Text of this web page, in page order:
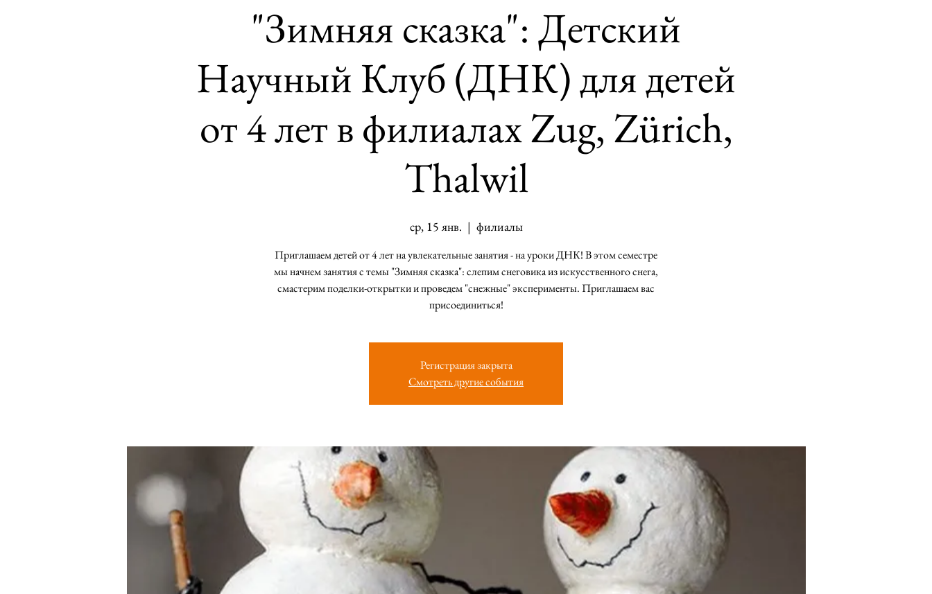
"Зимняя сказка": Детский
Научный Клуб (ДНК) для детей
от 4 лет в филиалах Zug, Zürich,
Thalwil
ср, 15 янв.
  |
филиалы
Приглашаем детей от 4 лет на увлекательные занятия - на уроки ДНК! В этом семестре
мы начнем занятия с темы "Зимняя сказка": слепим снеговика из искусственного снега,
смастерим поделки-открытки и проведем "снежные" эксперименты. Приглашаем вас
присоединиться!
Регистрация закрыта
Смотреть другие события